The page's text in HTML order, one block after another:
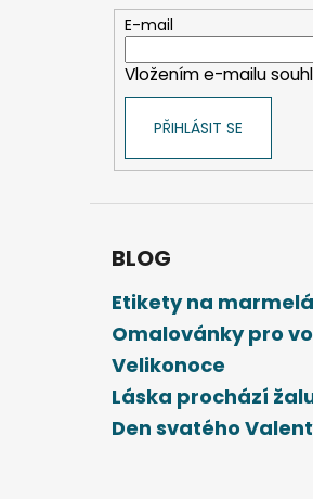
E-mail
Vložením e-mailu
PŘIHLÁSIT SE
BLOG
Etikety na
Omalovánky pro
Velikonoce
Láska prochází
Den svatého